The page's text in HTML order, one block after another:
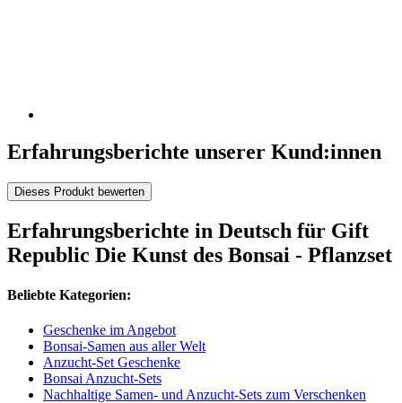
Erfahrungsberichte unserer Kund:innen
Dieses Produkt bewerten
Erfahrungsberichte in Deutsch für Gift
Republic Die Kunst des Bonsai - Pflanzset
Beliebte Kategorien:
Geschenke im Angebot
Bonsai-Samen aus aller Welt
Anzucht-Set Geschenke
Bonsai Anzucht-Sets
Nachhaltige Samen- und Anzucht-Sets zum Verschenken